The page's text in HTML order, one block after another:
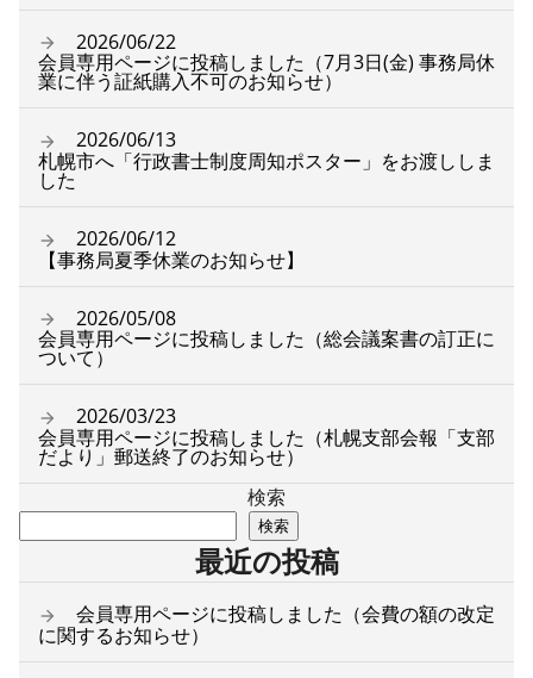
2026/06/22
会員専用ページに投稿しました（7月3日(金) 事務局休
業に伴う証紙購入不可のお知らせ）
2026/06/13
札幌市へ「行政書士制度周知ポスター」をお渡ししま
した
2026/06/12
【事務局夏季休業のお知らせ】
2026/05/08
会員専用ページに投稿しました（総会議案書の訂正に
ついて）
2026/03/23
会員専用ページに投稿しました（札幌支部会報「支部
だより」郵送終了のお知らせ）
検索
検索
最近の投稿
会員専用ページに投稿しました（会費の額の改定
に関するお知らせ）